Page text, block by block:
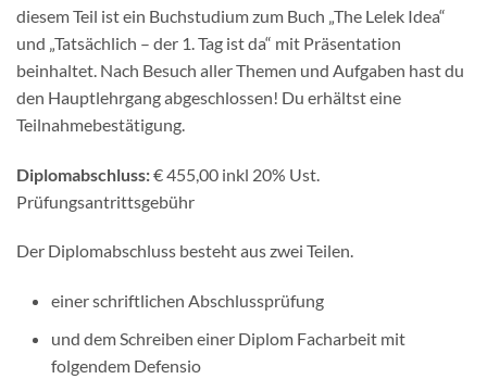
diesem Teil ist ein Buchstudium zum Buch „The Lelek Idea“
und „Tatsächlich – der 1. Tag ist da“ mit Präsentation
beinhaltet. Nach Besuch aller Themen und Aufgaben hast du
den Hauptlehrgang abgeschlossen! Du erhältst eine
Teilnahmebestätigung.
Diplomabschluss:€ 455,00 inkl 20% Ust.
Prüfungsantrittsgebühr
Der Diplomabschluss besteht aus zwei Teilen.
einer schriftlichen Abschlussprüfung
und dem Schreiben einer Diplom Facharbeit mit
folgendem Defensio